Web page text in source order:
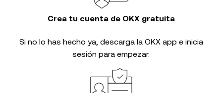
Crea tu cuenta de OKX gratuita
Si no lo has hecho ya, descarga la OKX app e inicia
sesión para empezar.